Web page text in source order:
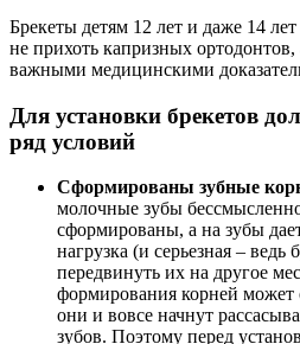
Брекеты детям 12 лет и даже 14
не прихоть капризных
важными медицинскими
Для установки брекетов
ряд условий
Сформированы зубные
молочные зубы
сформированы, а на зубы
нагрузка (и серьезная –
передвинуть их на другое
формирования корней может
они и вовсе начнут
зубов. Поэтому перед